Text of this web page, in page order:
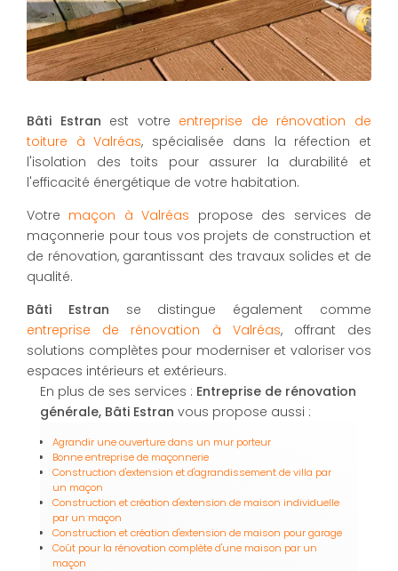
Bâti Estran est votre entreprise de rénovation de
toiture à Valréas, spécialisée dans la réfection et
l'isolation des toits pour assurer la durabilité et
l'efficacité énergétique de votre habitation.
Votre maçon à Valréas propose des services de
maçonnerie pour tous vos projets de construction et
de rénovation, garantissant des travaux solides et de
qualité.
Bâti Estran se distingue également comme
entreprise de rénovation à Valréas, offrant des
solutions complètes pour moderniser et valoriser vos
espaces intérieurs et extérieurs.
En plus de ses services : Entreprise de rénovation
générale, Bâti Estran vous propose aussi :
Agrandir une ouverture dans un mur porteur
Bonne entreprise de maçonnerie
Construction d'extension et d'agrandissement de villa par
un maçon
Construction et création d'extension de maison individuelle
par un maçon
Construction et création d'extension de maison pour garage
Coût pour la rénovation complète d'une maison par un
maçon